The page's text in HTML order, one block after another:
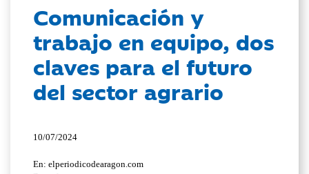
Comunicación y
trabajo en equipo, dos
claves para el futuro
del sector agrario
10/07/2024
En: elperiodicodearagon.com